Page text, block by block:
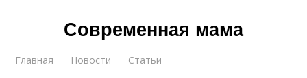
Современная мама
Главная Новости Статьи